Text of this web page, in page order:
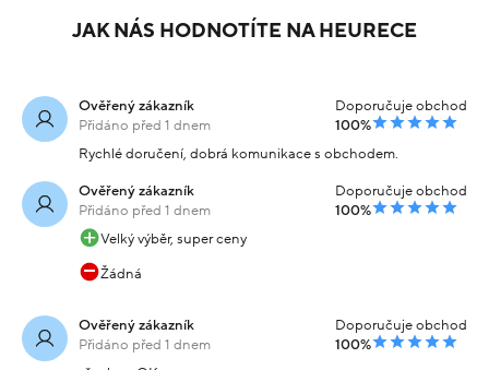
JAK NÁS HODNOTÍTE NA HEURECE
Ověřený zákazník
Přidáno před 1 dnem
Doporučuje obchod
100%
Rychlé doručení, dobrá komunikace s obchodem.
Ověřený zákazník
Přidáno před 1 dnem
Doporučuje obchod
100%
Velký výběr, super ceny
Žádná
Ověřený zákazník
Přidáno před 1 dnem
Doporučuje obchod
100%